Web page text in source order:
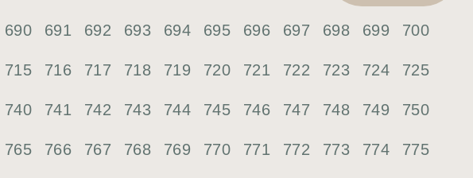
690 691 692 693 694 695 696 697 698 699 700
715 716 717 718 719 720 721 722 723 724 725
740 741 742 743 744 745 746 747 748 749 750
765 766 767 768 769 770 771 772 773 774 775